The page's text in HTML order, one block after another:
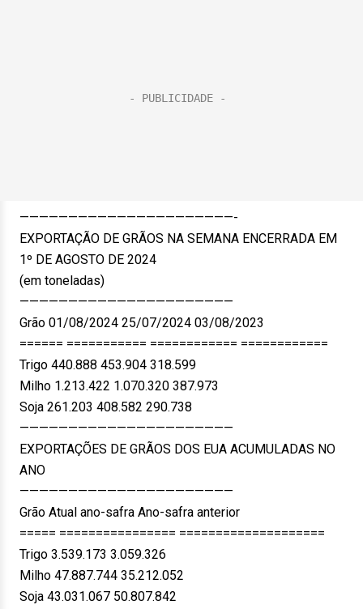
——————————————————————-
EXPORTAÇÃO DE GRÃOS NA SEMANA ENCERRADA EM
1º DE AGOSTO DE 2024
(em toneladas)
——————————————————————
Grão 01/08/2024 25/07/2024 03/08/2023
====== =========== ============ ============
Trigo 440.888 453.904 318.599
Milho 1.213.422 1.070.320 387.973
Soja 261.203 408.582 290.738
——————————————————————
EXPORTAÇÕES DE GRÃOS DOS EUA ACUMULADAS NO
ANO
——————————————————————
Grão Atual ano-safra Ano-safra anterior
===== ================ ====================
Trigo 3.539.173 3.059.326
Milho 47.887.744 35.212.052
Soja 43.031.067 50.807.842